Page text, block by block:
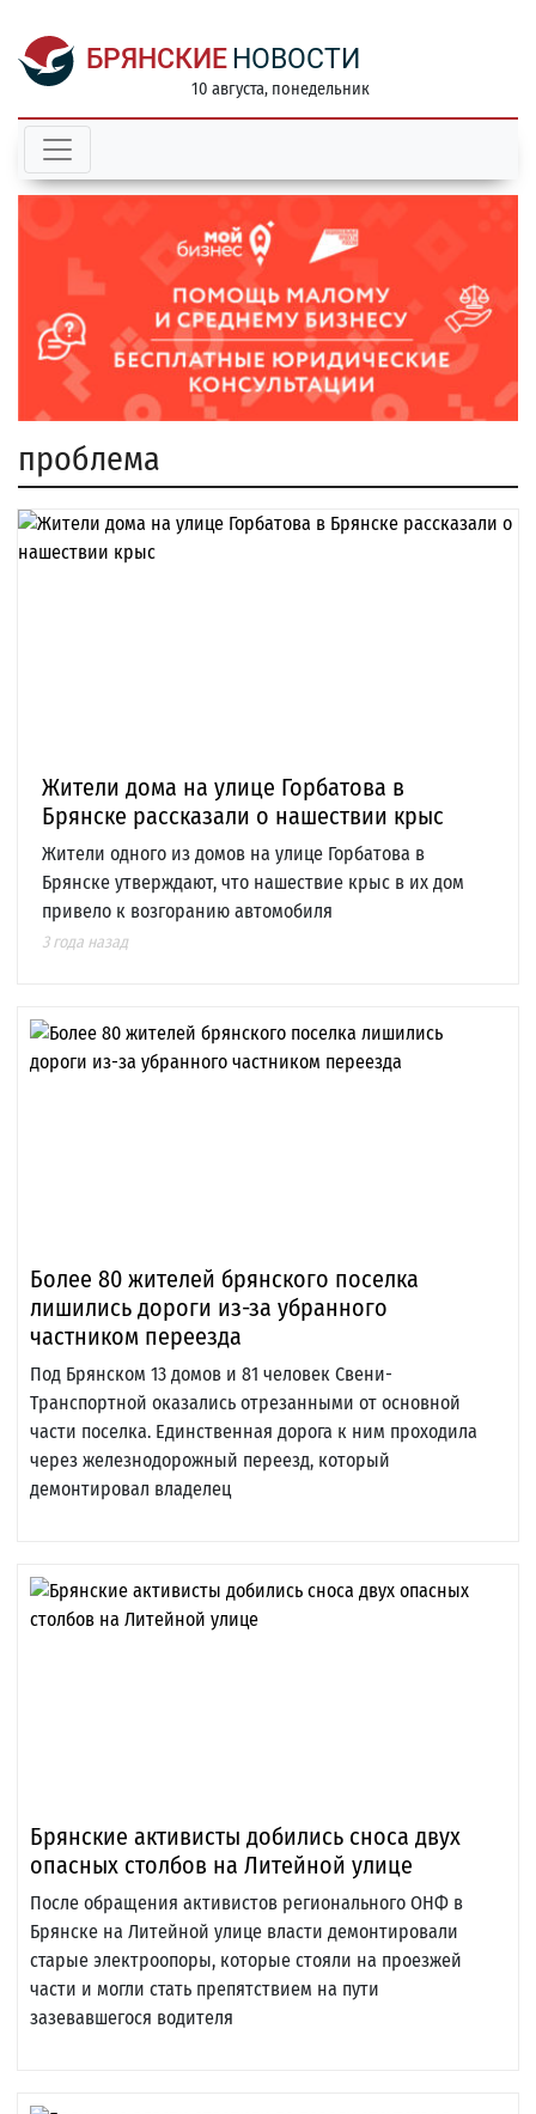
БРЯНСКИЕ НОВОСТИ
10 августа, понедельник
проблема
Жители дома на улице Горбатова в
Брянске рассказали о нашествии крыс
Жители одного из домов на улице Горбатова в
Брянске утверждают, что нашествие крыс в их дом
привело к возгоранию автомобиля
3 года назад
Более 80 жителей брянского поселка
лишились дороги из-за убранного
частником переезда
Под Брянском 13 домов и 81 человек Свени-
Транспортной оказались отрезанными от основной
части поселка. Единственная дорога к ним проходила
через железнодорожный переезд, который
демонтировал владелец
Брянские активисты добились сноса двух
опасных столбов на Литейной улице
После обращения активистов регионального ОНФ в
Брянске на Литейной улице власти демонтировали
старые электроопоры, которые стояли на проезжей
части и могли стать препятствием на пути
зазевавшегося водителя